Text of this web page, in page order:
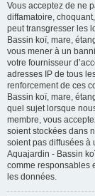
Vous acceptez de ne
diffamatoire,
peut transgresser les
Bassin koï, mare,
vous mener à un
votre fournisseur
adresses IP de tous
renforcement de ces
Bassin koï, mare,
quel sujet lorsque
membre, vous
soient stockées dans
soient pas diffusées à
Aquajardin - Bassin
comme responsables
les données.